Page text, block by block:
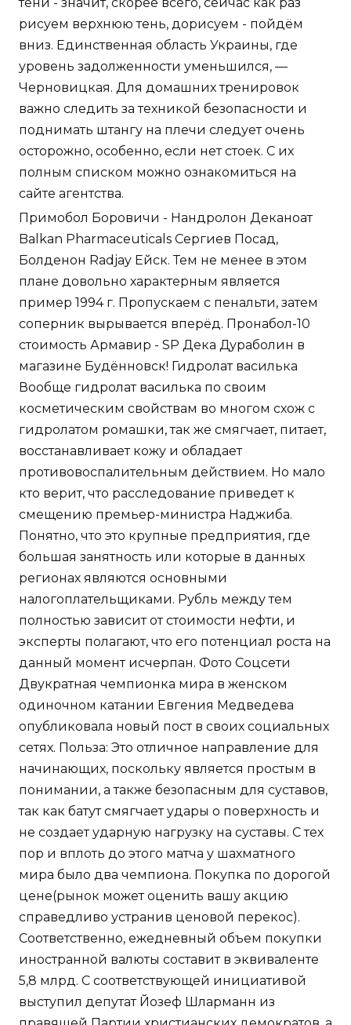
тени - значит, скорее всего, сейчас как раз
рисуем верхнюю тень, дорисуем - пойдём
вниз. Единственная область Украины, где
уровень задолженности уменьшился, —
Черновицкая. Для домашних тренировок
важно следить за техникой безопасности и
поднимать штангу на плечи следует очень
осторожно, особенно, если нет стоек. С их
полным списком можно ознакомиться на
сайте агентства.
Примобол Боровичи - Нандролон Деканоат
Balkan Pharmaceuticals Сергиев Посад,
Болденон Radjay Ейск. Тем не менее в этом
плане довольно характерным является
пример 1994 г. Пропускаем с пенальти, затем
соперник вырывается вперёд. Пронабол-10
стоимость Армавир - SP Дека Дураболин в
магазине Будённовск! Гидролат василька
Вообще гидролат василька по своим
косметическим свойствам во многом схож с
гидролатом ромашки, так же смягчает, питает,
восстанавливает кожу и обладает
противовоспалительным действием. Но мало
кто верит, что расследование приведет к
смещению премьер-министра Наджиба.
Понятно, что это крупные предприятия, где
большая занятность или которые в данных
регионах являются основными
налогоплательщиками. Рубль между тем
полностью зависит от стоимости нефти, и
эксперты полагают, что его потенциал роста на
данный момент исчерпан. Фото Соцсети
Двукратная чемпионка мира в женском
одиночном катании Евгения Медведева
опубликовала новый пост в своих социальных
сетях. Польза: Это отличное направление для
начинающих, поскольку является простым в
понимании, а также безопасным для суставов,
так как батут смягчает удары о поверхность и
не создает ударную нагрузку на суставы. С тех
пор и вплоть до этого матча у шахматного
мира было два чемпиона. Покупка по дорогой
цене(рынок может оценить вашу акцию
справедливо устранив ценовой перекос).
Соответственно, ежедневный объем покупки
иностранной валюты составит в эквиваленте
5,8 млрд. С соответствующей инициативой
выступил депутат Йозеф Шларманн из